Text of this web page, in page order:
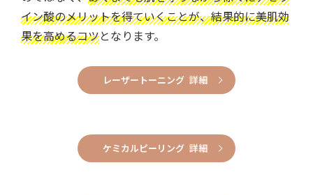
イン酸のメリットを得ていくことが、結果的に美肌効
果を高めるコツとなります。
レーザートーニング 詳細
ケミカルピーリング 詳細